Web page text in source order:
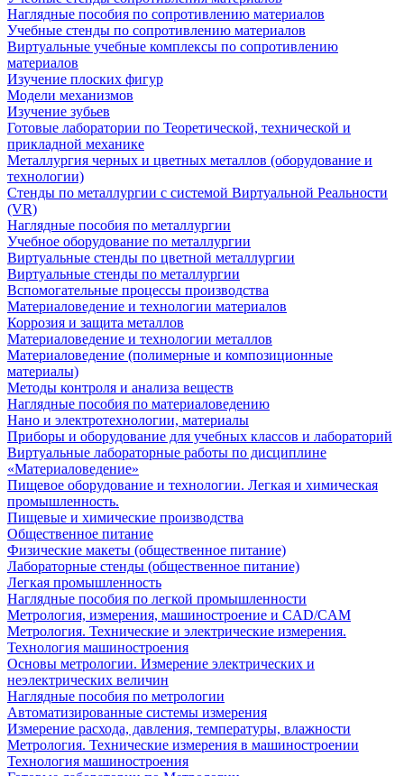
Наглядные пособия по сопротивлению материалов
Учебные стенды по сопротивлению материалов
Виртуальные учебные комплексы по сопротивлению
материалов
Изучение плоских фигур
Модели механизмов
Изучение зубьев
Готовые лаборатории по Теоретической, технической и
прикладной механике
Металлургия черных и цветных металлов (оборудование и
технологии)
Cтенды по металлургии с системой Виртуальной Реальности
(VR)
Наглядные пособия по металлургии
Учебное оборудование по металлургии
Виртуальные стенды по цветной металлургии
Виртуальные стенды по металлургии
Вспомогательные процессы производства
Материаловедение и технологии материалов
Коррозия и защита металлов
Материаловедение и технологии металлов
Материаловедение (полимерные и композиционные
материалы)
Методы контроля и анализа веществ
Наглядные пособия по материаловедению
Нано и электротехнологии, материалы
Приборы и оборудование для учебных классов и лабораторий
Виртуальные лабораторные работы по дисциплине
«Материаловедение»
Пищевое оборудование и технологии. Легкая и химическая
промышленность.
Пищевые и химические производства
Общественное питание
Физические макеты (общественное питание)
Лабораторные стенды (общественное питание)
Легкая промышленность
Наглядные пособия по легкой промышленности
Метрология, измерения, машиностроение и CAD/CAM
Метрология. Технические и электрические измерения.
Технология машиностроения
Основы метрологии. Измерение электрических и
неэлектрических величин
Наглядные пособия по метрологии
Автоматизированные системы измерения
Измерение расхода, давления, температуры, влажности
Метрология. Технические измерения в машиностроении
Технология машиностроения